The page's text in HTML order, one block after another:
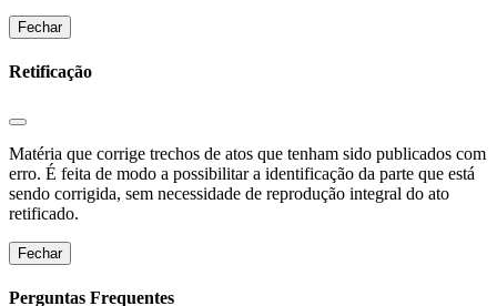
Fechar
Retificação
Matéria que corrige trechos de atos que tenham sido publicados com
erro. É feita de modo a possibilitar a identificação da parte que está
sendo corrigida, sem necessidade de reprodução integral do ato
retificado.
Fechar
Perguntas Frequentes